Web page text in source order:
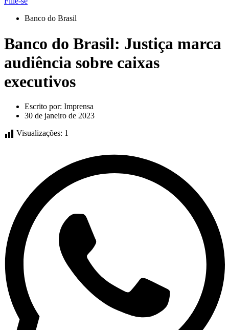
Banco do Brasil
Banco do Brasil: Justiça marca
audiência sobre caixas
executivos
Escrito por: Imprensa
30 de janeiro de 2023
Visualizações: 1